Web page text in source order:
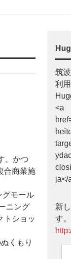
。かつ
合商業施
グモール
ニング
トショッ
くもり
筑
利
<a
ja</
新
す。